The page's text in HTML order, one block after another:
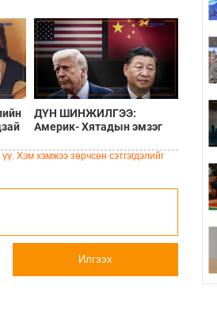
ДҮН ШИНЖИЛГЭЭ:
Америк- Хятадын эмзэг
Хэм хэмжээ зөрчсөн сэтгэгдэлийг
Илгээх